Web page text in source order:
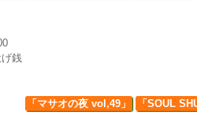
銭
「マサオの夜 vol,49」 「SOUL